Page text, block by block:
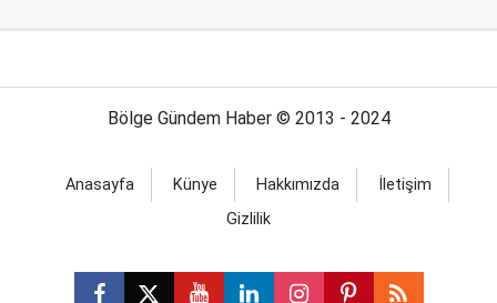
Bölge Gündem Haber © 2013 - 2024
Anasayfa Künye Hakkımızda
İletişim
Gizlilik